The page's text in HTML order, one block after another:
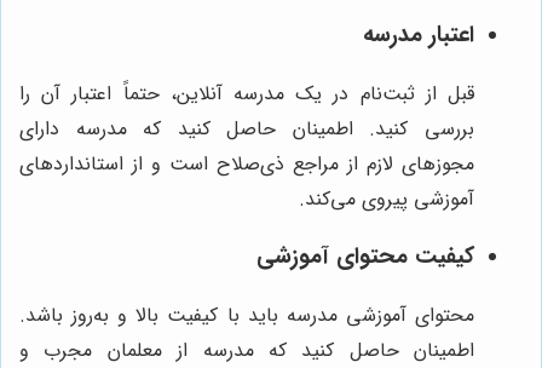
اعتبار مدرسه
قبل از ثبت‌نام در یک مدرسه آنلاین، حتماً اعتبار آن را
بررسی کنید. اطمینان حاصل کنید که مدرسه دارای
مجوزهای لازم از مراجع ذی‌صلاح است و از استانداردهای
آموزشی پیروی می‌کند.
کیفیت محتوای آموزشی
محتوای آموزشی مدرسه باید با کیفیت بالا و به‌روز باشد.
اطمینان حاصل کنید که مدرسه از معلمان مجرب و